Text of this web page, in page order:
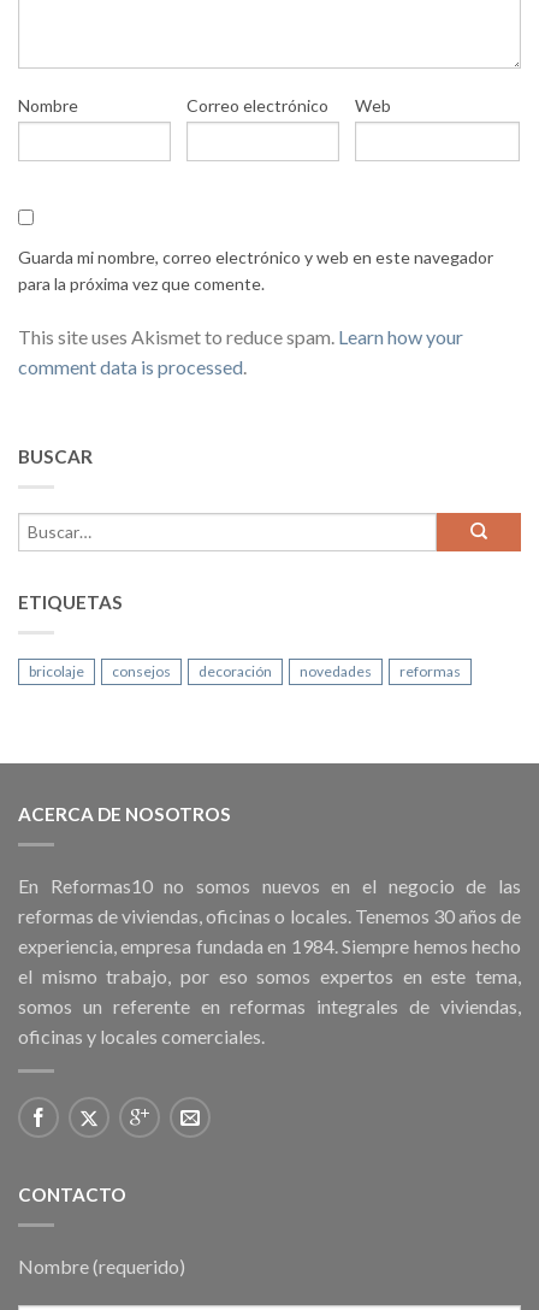
Nombre Correo electrónico Web
Guarda mi nombre, correo electrónico y web en este navegador
para la próxima vez que comente.
This site uses Akismet to reduce spam. Learn how your
comment data is processed
BUSCAR
ETIQUETAS
bricolaje consejos decoración novedades reformas
ACERCA DE NOSOTROS
En Reformas10 no somos nuevos en el negocio de las
reformas de viviendas, oficinas o locales. Tenemos 30 años de
experiencia, empresa fundada en 1984. Siempre hemos hecho
el mismo trabajo, por eso somos expertos en este tema,
somos un referente en reformas integrales de viviendas,
oficinas y locales comerciales.
CONTACTO
Nombre (requerido)